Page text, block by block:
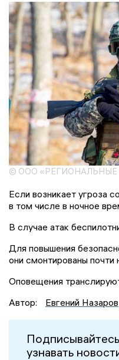
© ООО
Если возникает угроза
в том числе в ночное
В случае атак
Для повышения
они смонтированы почти
Оповещения
Автор:
Евгений Назаров
узнавать